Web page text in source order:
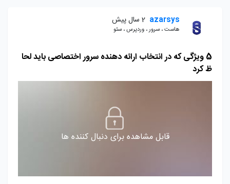
azarsys 2 سال پیش
هاست ، سرور ، وردپرس ، سئو
5 ویژگی که در انتخاب ارائه دهنده سرور اختصاصی باید لحا
ظ کرد
قابل مشاهده برای دنبال کننده ها